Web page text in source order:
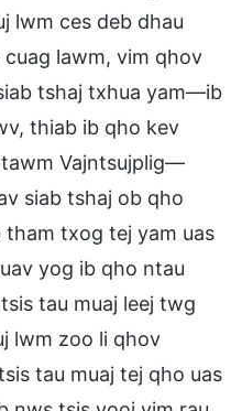
lwm ces deb dhau
lawm, vim qhov
tshaj txhua yam—ib
thiab ib qho kev
Vajntsujplig—
siab tshaj ob qho
txog tej yam uas
yog ib qho ntau
tau muaj leej twg
lwm zoo li qhov
tau muaj tej qho uas